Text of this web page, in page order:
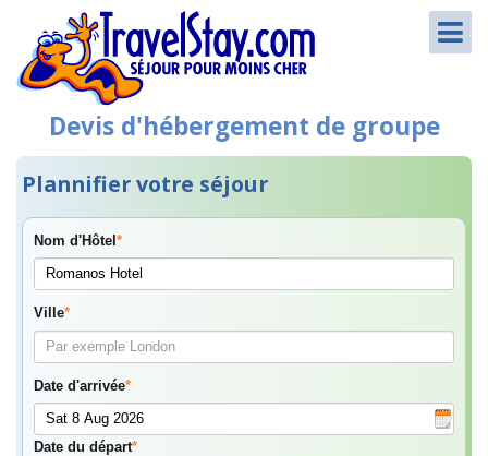
Devis d'hébergement de groupe
Plannifier votre séjour
Nom d'Hôtel *
Ville*
Date d'arrivée*
Date du départ*